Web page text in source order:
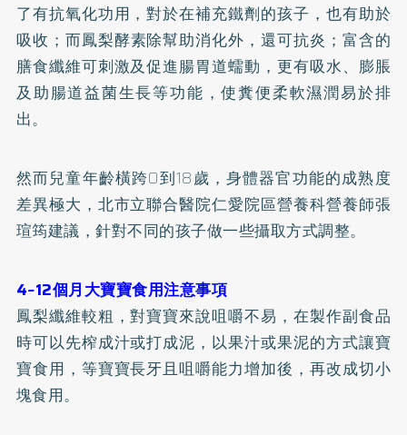
了有抗氧化功用，對於在補充鐵劑的孩子，也有助於
吸收；而鳳梨酵素除幫助消化外，還可抗炎；富含的
膳食纖維可刺激及促進腸胃道蠕動，更有吸水、膨脹
及助腸道益菌生長等功能，使糞便柔軟濕潤易於排
出。
然而兒童年齡橫跨0到18歲，身體器官功能的成熟度
差異極大，北市立聯合醫院仁愛院區營養科營養師張
瑄筠建議，針對不同的孩子做一些攝取方式調整。
4~12個月大寶寶食用注意事項
鳳梨纖維較粗，對寶寶來說咀嚼不易，在製作副食品
時可以先榨成汁或打成泥，以果汁或果泥的方式讓寶
寶食用，等寶寶長牙且咀嚼能力增加後，再改成切小
塊食用。